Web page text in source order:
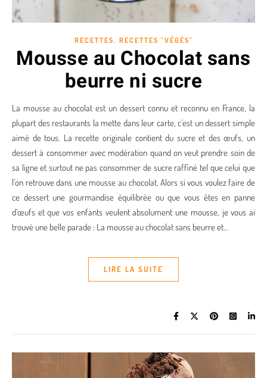
RECETTES, RECETTES "VÉGÉS"
Mousse au Chocolat sans
beurre ni sucre
La mousse au chocolat est un dessert connu et reconnu en France, la
plupart des restaurants la mette dans leur carte, c’est un dessert simple
aimé de tous. La recette originale contient du sucre et des œufs, un
dessert à consommer avec modération quand on veut prendre soin de
sa ligne et surtout ne pas consommer de sucre raffiné tel que celui que
l’on retrouve dans une mousse au chocolat. Alors si vous voulez faire de
ce dessert une gourmandise équilibrée ou que vous êtes en panne
d’œufs et que vos enfants veulent absolument une mousse, je vous ai
trouvé une belle parade : La mousse au chocolat sans beurre et…
LIRE LA SUITE